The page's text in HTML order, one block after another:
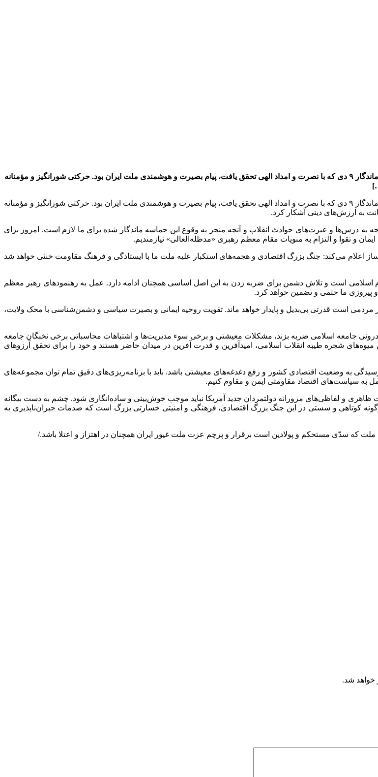
در این بیانیه که نسخه‌ای از آن روز دوشنبه در اختیار ایرنا قرار گرفت آمده است: حماسه ماندگار ۹ دی که با نصرت و امداد الهی تحقق یافت، پیام بصیرت و هوشمندی ملت ایران بود. حرکتی شورانگیز و مؤمنانه
در این بیانیه که نسخه‌ای از آن روز دوشنبه در اختیار ایرنا قرار گرفت آمده است: حماسه ماندگار ۹ دی که با نصرت و امداد الهی تحقق یافت، پیام بصیرت و هوشمندی ملت ایران بود. حرکتی شورانگیز و مؤمنانه
به ارزش‌های دینی آشکار کرد.
و پیچیده بود، اما همواره توجه به درس‌ها و عبرت‌های حوادث انقلاب و آنچه منجر به وقوع این حماسه ماندگار شده برای ما لازم است. امروز برای
و تقوا و التزام به منویات مقام معظم رهبری «مدظله‌العالی» نیازمندیم.
علمیه قم در این بیانیه ضمن گرامیداشت دهه بصیرت و ۹ دی تاریخ‌ساز اعلام می‌کند: جنگ بزرگ اقتصادی و هجمه‌های استکبار علیه ملت ما با ایستادگی و فرهنگ مقاومت خنثی خواهد شد
اسلامی است و تلاش دشمن برای ضربه زدن به این اصل اساسی همچنان ادامه دارد. عمل به رهنمودهای رهبر معظم
است قدرتی بی‌بدیل و پایدار خواهد ماند. تقویت روحیه ایمانی و بصیرت سیاسی و دشمن‌شناسی با محک ولایت،
جامعه اسلامی ضربه بزند، مشکلات معیشتی و برخی سوء مدیریت‌ها و اشتباهات محاسباتی برخی نخبگان جامعه
میوه‌های شجره طیبه انقلاب اسلامی، امیدآفرین و قدرت آفرین در میدان حاضر هستند و خود را برای تحقق آرزوهای
به وضعیت اقتصادی کشور و رفع دغدغه‌های معیشتی باشد. باید با برنامه‌ریزی‌های دقیق تمام توان مجموعه‌های
به سیاست‌های اقتصاد مقاومتی ایمن و مقاوم کنیم.
ظاهری و لفاظی‌های مزورانه دولتمردان جدید آمریکا نباید موجب خوش‌بینی و ساده‌انگاری شود. چشم به دست بیگانه
کوتاهی و سستی در این جنگ بزرگ اقتصادی، فرهنگی و امنیتی خسارتی بزرگ است که صدمات جبران‌ناپذیری به
ملت که سدّی مستحکم و پولادین است برقرار و پرچم عزت ملت غیور ایران همچنان در اهتزاز و اعتلا باشد./
خواهد شد.